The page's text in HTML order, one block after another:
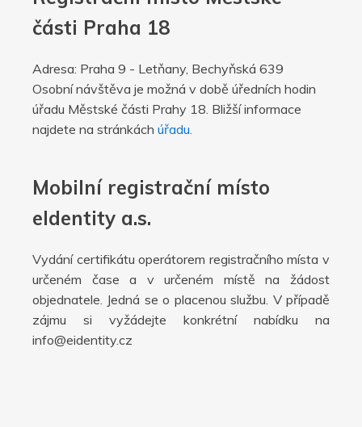
části Praha 18
Adresa: Praha 9 - Letňany, Bechyňská 639
Osobní návštěva je možná v době úředních hodin
úřadu Městské části Prahy 18. Bližší informace
najdete na stránkách úřadu.
Mobilní registrační místo
eIdentity a.s.
Vydání certifikátu operátorem registračního místa v
určeném čase a v určeném místě na žádost
objednatele. Jedná se o placenou službu. V případě
zájmu si vyžádejte konkrétní nabídku na
info@eidentity.cz